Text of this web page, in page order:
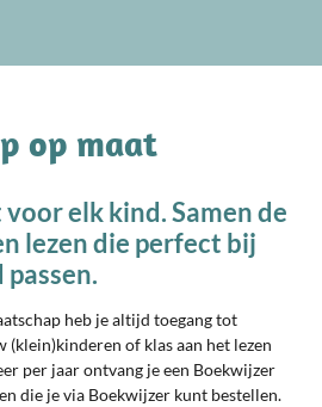
op maat
elk kind. Samen de
lezen die perfect bij
heb je altijd toegang tot
of klas aan het lezen
per jaar ontvang je een Boekwijzer
die je via Boekwijzer kunt bestellen.